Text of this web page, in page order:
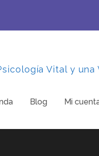
Vital y una
Blog Mi